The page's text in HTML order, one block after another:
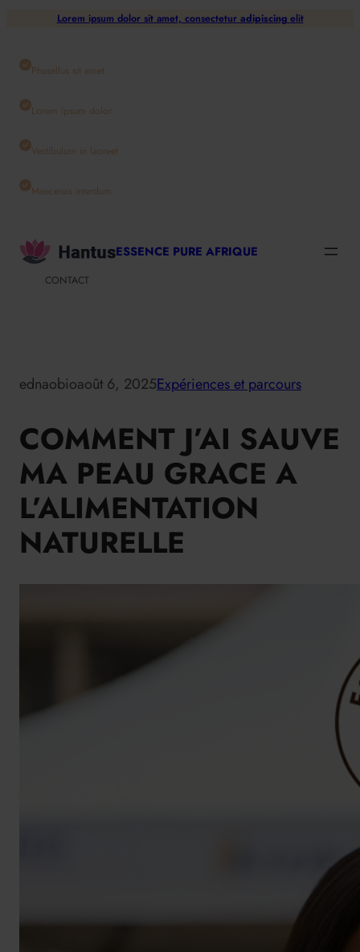
contenu
Lorem ipsum dolor sit amet, consectetur adipiscing elit
Phasellus sit amet
Lorem ipsum dolor
Vestibulum in laoreet
Maecenas interdum
ESSENCE PURE AFRIQUE
CONTACT
ednaobioaoût 6, 2025Expériences et parcours
COMMENT J’AI SAUVE
MA PEAU GRACE A
L’ALIMENTATION
NATURELLE